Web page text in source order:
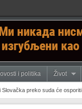
i politika Život
Slovačka preko suda će